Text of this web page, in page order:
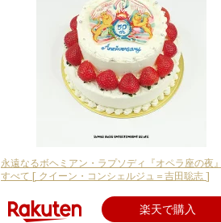
永遠なるボヘミアン・ラプソディ『オペラ座の夜
すべて [ クイーン・コンシェルジュ＝吉田聡志 ]
楽天で購入